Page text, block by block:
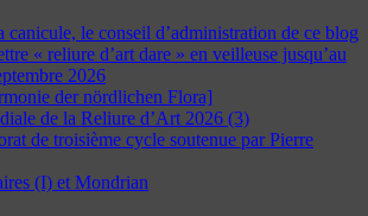
canicule, le conseil d’administration de ce blog
« reliure d’art dare » en veilleuse jusqu’au
2026
der nördlichen Flora]
de la Reliure d’Art 2026 (3)
de troisième cycle soutenue par Pierre
(I) et Mondrian